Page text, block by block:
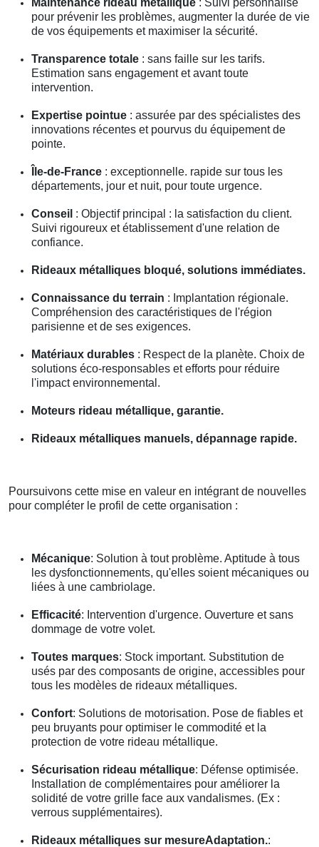
pour prévenir les problèmes, augmenter la durée de vie
de vos équipements et maximiser la sécurité.
Transparence totale : sans faille sur les tarifs.
Estimation sans engagement et avant toute
intervention.
Expertise pointue : assurée par des spécialistes des
innovations récentes et pourvus du équipement de
pointe.
Île-de-France : exceptionnelle. rapide sur tous les
départements, jour et nuit, pour toute urgence.
Conseil : Objectif principal : la satisfaction du client.
Suivi rigoureux et établissement d'une relation de
confiance.
Rideaux métalliques bloqué, solutions immédiates.
Connaissance du terrain : Implantation régionale.
Compréhension des caractéristiques de l'région
parisienne et de ses exigences.
Matériaux durables : Respect de la planète. Choix de
solutions éco-responsables et efforts pour réduire
l'impact environnemental.
Moteurs rideau métallique, garantie.
Rideaux métalliques manuels, dépannage rapide.
Poursuivons cette mise en valeur en intégrant de nouvelles
pour compléter le profil de cette organisation :
Mécanique: Solution à tout problème. Aptitude à tous
les dysfonctionnements, qu'elles soient mécaniques ou
liées à une cambriolage.
Efficacité: Intervention d'urgence. Ouverture et sans
dommage de votre volet.
Toutes marques: Stock important. Substitution de
usés par des composants de origine, accessibles pour
tous les modèles de rideaux métalliques.
Confort: Solutions de motorisation. Pose de fiables et
peu bruyants pour optimiser le commodité et la
protection de votre rideau métallique.
Sécurisation rideau métallique: Défense optimisée.
Installation de complémentaires pour améliorer la
solidité de votre grille face aux vandalismes. (Ex :
verrous supplémentaires).
Rideaux métalliques sur mesureAdaptation.: